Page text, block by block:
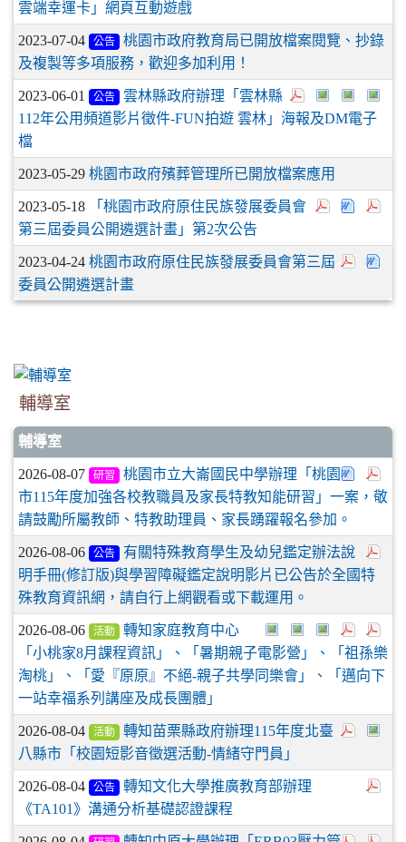
雲端幸運卡」網頁互動遊戲
2023-07-04 公告
桃園市政府教育局已開放檔案閱覽、抄錄
及複製等多項服務，歡迎多加利用！
2023-06-01 公告
雲林縣政府辦理「雲林縣
112年公用頻道影片徵件-FUN拍遊 雲林」海報及DM電子
檔
2023-05-29 桃園市政府殯葬管理所已開放檔案應用
2023-05-18
「桃園市政府原住民族發展委員會
第三屆委員公開遴選計畫」第2次公告
2023-04-24 桃園市政府原住民族發展委員會第三屆
委員公開遴選計畫
輔導室
輔導室
2026-08-07 研習
桃園市立大崙國民中學辦理「桃園
市115年度加強各校教職員及家長特教知能研習」一案，敬
請鼓勵所屬教師、特教助理員、家長踴躍報名參加。
2026-08-06 公告
有關特殊教育學生及幼兒鑑定辦法說
明手冊(修訂版)與學習障礙鑑定說明影片已公告於全國特
殊教育資訊網，請自行上網觀看或下載運用。
2026-08-06 活動
轉知家庭教育中心
「小桃家8月課程資訊」、「暑期親子電影營」、「祖孫樂
淘桃」、「愛『原原』不絕-親子共學同樂會」、「邁向下
一站幸福系列講座及成長團體」
2026-08-04 活動
轉知苗栗縣政府辦理115年度北臺
八縣市「校園短影音徵選活動-情緒守門員」
2026-08-04 公告
轉知文化大學推廣教育部辦理
《TA101》溝通分析基礎認證課程